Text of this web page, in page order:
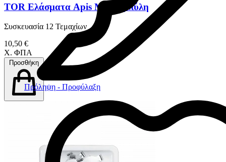
Πρόληψη - Προφύλαξη
TOR Ελάσματα Apis Με Καμπύλη
Συσκευασία 12 Τεμαχίων
10,50 €
Χ. ΦΠΑ
Προσθήκη